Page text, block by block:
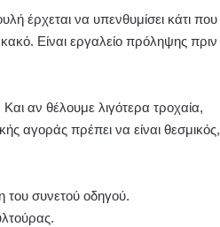
έρχεται να υπενθυμίσει κάτι που
Είναι εργαλείο πρόληψης πριν
αν θέλουμε λιγότερα τροχαία,
αγοράς πρέπει να είναι θεσμικός,
συνετού οδηγού.